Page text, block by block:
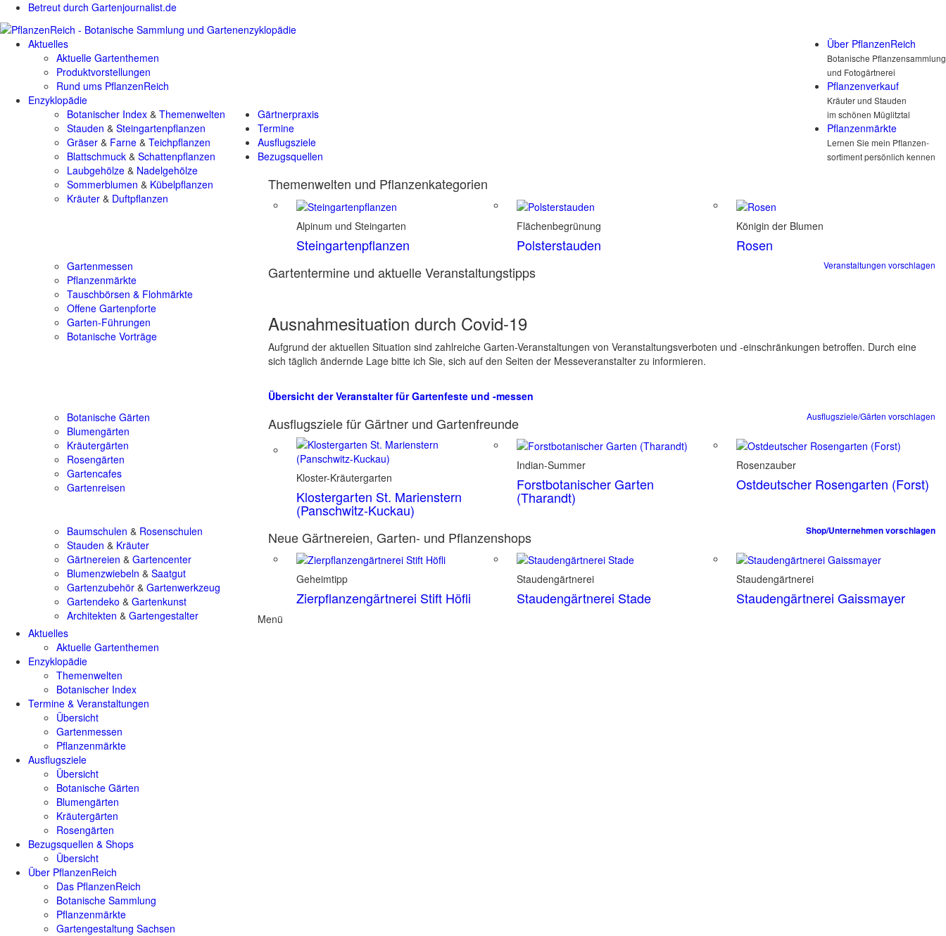
Betreut durch Gartenjournalist.de
Über PflanzenReich
Botanische Pflanzensammlung
und Fotogärtnerei
Pflanzenverkauf
Kräuter und Stauden
im schönen Müglitztal
Pflanzenmärkte
Lernen Sie mein Pflanzen-
sortiment persönlich kennen
Aktuelles
Aktuelle Gartenthemen
Produktvorstellungen
Rund ums PflanzenReich
Enzyklopädie
Botanischer Index & Themenwelten
Stauden & Steingartenpflanzen
Gräser & Farne & Teichpflanzen
Blattschmuck & Schattenpflanzen
Laubgehölze & Nadelgehölze
Sommerblumen & Kübelpflanzen
Kräuter & Duftpflanzen
Themenwelten und Pflanzenkategorien
Alpinum und Steingarten
Steingartenpflanzen
Flächenbegrünung
Polsterstauden
Königin der Blumen
Rosen
Gärtnerpraxis
Termine
Gartenmessen
Pflanzenmärkte
Tauschbörsen & Flohmärkte
Offene Gartenpforte
Garten-Führungen
Botanische Vorträge
Veranstaltungen vorschlagen
Gartentermine und aktuelle Veranstaltungstipps
Ausnahmesituation durch Covid-19
Aufgrund der aktuellen Situation sind zahlreiche Garten-Veranstaltungen von Veranstaltungsverboten und -einschränkungen betroffen. Durch eine
sich täglich ändernde Lage bitte ich Sie, sich auf den Seiten der Messeveranstalter zu informieren.
Übersicht der Veranstalter für Gartenfeste und -messen
Ausflugsziele
Botanische Gärten
Blumengärten
Kräutergärten
Rosengärten
Gartencafes
Gartenreisen
Ausflugsziele/Gärten vorschlagen
Ausflugsziele für Gärtner und Gartenfreunde
Kloster-Kräutergarten
Klostergarten St. Marienstern
(Panschwitz-Kuckau)
Indian-Summer
Forstbotanischer Garten
(Tharandt)
Rosenzauber
Ostdeutscher Rosengarten (Forst)
Bezugsquellen
Baumschulen & Rosenschulen
Stauden & Kräuter
Gärtnereien & Gartencenter
Blumenzwiebeln & Saatgut
Gartenzubehör & Gartenwerkzeug
Gartendeko & Gartenkunst
Architekten & Gartengestalter
Shop/Unternehmen vorschlagen
Neue Gärtnereien, Garten- und Pflanzenshops
Geheimtipp
Zierpflanzengärtnerei Stift Höfli
Staudengärtnerei
Staudengärtnerei Stade
Staudengärtnerei
Staudengärtnerei Gaissmayer
Menü
Aktuelles
Aktuelle Gartenthemen
Enzyklopädie
Themenwelten
Botanischer Index
Termine & Veranstaltungen
Übersicht
Gartenmessen
Pflanzenmärkte
Ausflugsziele
Übersicht
Botanische Gärten
Blumengärten
Kräutergärten
Rosengärten
Bezugsquellen & Shops
Übersicht
Über PflanzenReich
Das PflanzenReich
Botanische Sammlung
Pflanzenmärkte
Gartengestaltung Sachsen